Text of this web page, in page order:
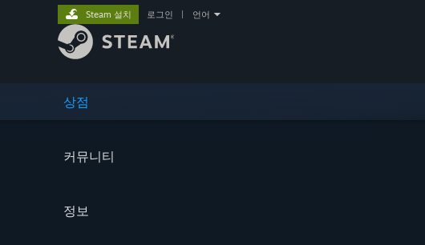
상점
커뮤니티
정보
Steam 설치 로그인 언어